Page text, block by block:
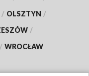
/ OLSZTYN /
/
/ WROCŁAW